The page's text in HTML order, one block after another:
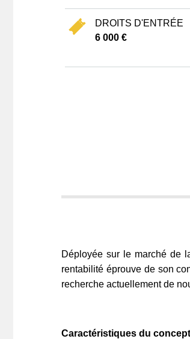
DROITS D'ENTRÉE
6 000 €
Déployée sur le marché de
rentabilité éprouve de son
recherche actuellement de
Caractéristiques du